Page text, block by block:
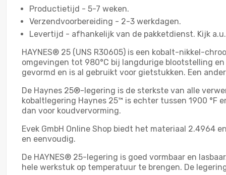
Productietijd - 5-7 weken.
Verzendvoorbereiding - 2-3 werkdagen.
Levertijd - afhankelijk van de pakketdienst. Kijk
HAYNES® 25 (UNS R30605) is een kobalt-nikkel-
omgevingen tot 980°C bij langdurige blootstelling
gevormd en is al gebruikt voor gietstukken. Een
De Haynes 25®-legering is de sterkste van alle
kobaltlegering Haynes 25™ is echter tussen 1900 °F
dan voor koudvervorming.
Evek GmbH Online Shop biedt het materiaal 2.4964
en eenvoudig.
De HAYNES® 25-legering is goed vormbaar en
hele werkstuk op temperatuur te brengen. De